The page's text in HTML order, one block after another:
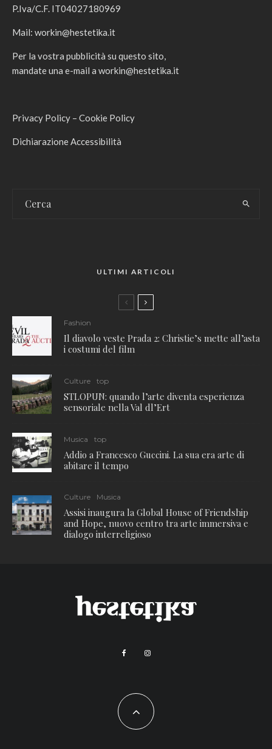
P.Iva/C.F. IT04027180969
Mail: workin@hestetika.it
Per la vostra pubblicità su questo sito,
mandate una e-mail a workin@hestetika.it
Privacy Policy – Cookie Policy
Dichiarazione Accessibilità
ULTIMI ARTICOLI
Fashion
Il diavolo veste Prada 2: Christie’s mette all’asta
i costumi del film
Culture top
STLOPUN: quando l’arte diventa esperienza
sensoriale nella Val dl’Ert
Musica top
Addio a Francesco Guccini. La sua era arte di
abitare il tempo
Culture Musica
Assisi inaugura la Global House of Friendship
and Hope, nuovo centro tra arte immersiva e
dialogo interreligioso